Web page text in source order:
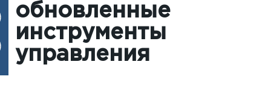
обновленные
инструменты
управления